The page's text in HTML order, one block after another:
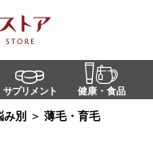
サプリメント 健康・食品
み別 ＞ 薄毛・育毛